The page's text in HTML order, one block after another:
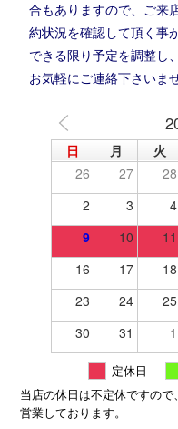
合もありますので、ご来
約状況を確認して頂く事
できる限り予定を調整し
お気軽にご連絡下さいませ
日 月 火
26
27 28
2
3 4
9
10 11
16
17 18
23
24 25
30
31 1
定休日
当店の休日は不定休ですの
営業しております。